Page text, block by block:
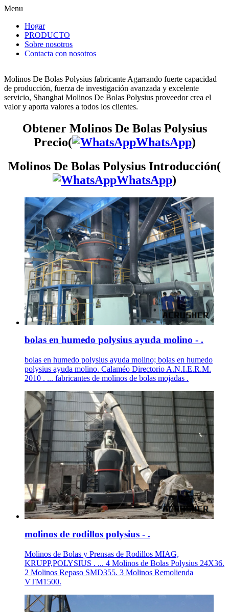
Menu
Hogar
PRODUCTO
Sobre nosotros
Contacta con nosotros
Molinos De Bolas Polysius fabricante Agarrando fuerte capacidad
de producción, fuerza de investigación avanzada y excelente
servicio, Shanghai Molinos De Bolas Polysius proveedor crea el
valor y aporta valores a todos los clientes.
Obtener Molinos De Bolas Polysius
Precio(
WhatsApp)
Molinos De Bolas Polysius Introducción(
WhatsApp)
bolas en humedo polysius ayuda molino - .
bolas en humedo polysius ayuda molino; bolas en humedo
polysius ayuda molino. Calaméo Directorio A.N.I.E.R.M.
2010 . ... fabricantes de molinos de bolas mojadas .
molinos de rodillos polysius - .
Molinos de Bolas y Prensas de Rodillos MIAG,
KRUPP,POLYSIUS . ... 4 Molinos de Bolas Polysius 24X36.
2 Molinos Repaso SMD355. 3 Molinos Remolienda
VTM1500.